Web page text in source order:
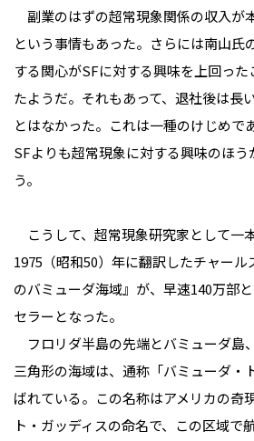
副業のはずの超常現象関係の収入が
という事情もあった。さらには南山氏
する関心がSFに対する興味を上回っ
たようだ。それもあって、退社後は長
とはなかった。これは一種のけじめで
SFよりも超常現象に対する興味のほう
う。
こうして、超常現象研究家として一
1975（昭和50）年に翻訳したチャー
のバミューダ海域』が、早速140万部
セラーとなった。
フロリダ半島の先端とバミューダ島
三角形の海域は、通称「バミューダ・
ばれている。この名称はアメリカの奇
ト・ガッディスの命名で、この区域で